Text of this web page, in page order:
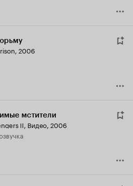
, 2006
мстители
II, Видео, 2006